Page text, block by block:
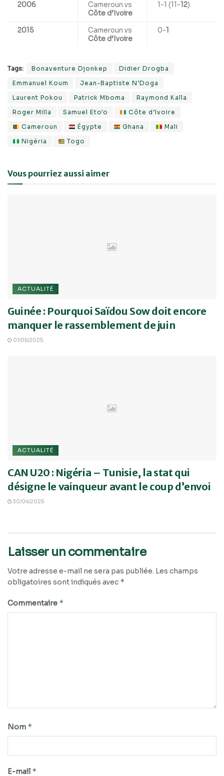
2006
Cameroun vs
Côte d’Ivoire
1-1 (11-12)
2015
Cameroun vs
Côte d’Ivoire
0-1
Tags: Bonaventure Djonkep
Didier Drogba
Emmanuel Koum
Jean-Baptiste N’Doga
Laurent Pokou
Patrick Mboma
Raymond Kalla
Roger Milla
Samuel Eto'o
Côte d’Ivoire
Cameroun
Égypte Ghana
Mali
Nigéria
Togo
Vous pourriez aussi aimer
ACTUALITÉ
Guinée : Pourquoi Saïdou Sow doit encore
manquer le rassemblement de juin
01/05/2025
ACTUALITÉ
CAN U20 : Nigéria – Tunisie, la stat qui
désigne le vainqueur avant le coup d’envoi
30/04/2025
Laisser un commentaire
Votre adresse e-mail ne sera pas publiée. Les champs
obligatoires sont indiqués avec *
Commentaire *
Nom *
E-mail *